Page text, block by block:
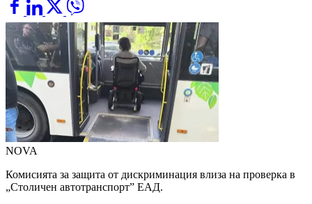
NOVA
Комисията за защита от дискриминация влиза на проверка в
„Столичен автотранспорт” ЕАД.